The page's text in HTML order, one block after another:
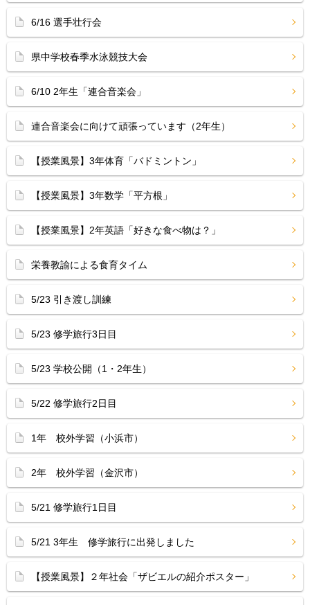
6/16 選手壮行会
県中学校春季水泳競技大会
6/10 2年生「連合音楽会」
連合音楽会に向けて頑張っています（2年生）
【授業風景】3年体育「バドミントン」
【授業風景】3年数学「平方根」
【授業風景】2年英語「好きな食べ物は？」
栄養教諭による食育タイム
5/23 引き渡し訓練
5/23 修学旅行3日目
5/23 学校公開（1・2年生）
5/22 修学旅行2日目
1年 校外学習（小浜市）
2年 校外学習（金沢市）
5/21 修学旅行1日目
5/21 3年生 修学旅行に出発しました
【授業風景】２年社会「ザビエルの紹介ポスター」